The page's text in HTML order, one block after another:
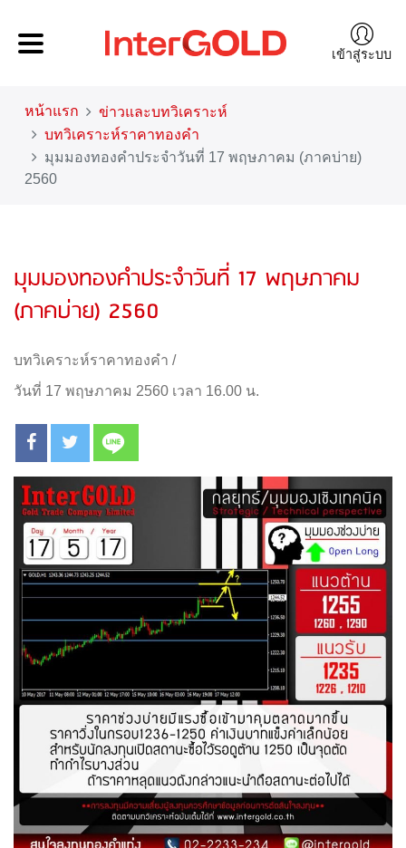
เข้าสู่ระบบ
หน้าแรก
ข่าวและบทวิเคราะห์
บทวิเคราะห์ราคาทองคำ
มุมมองทองคำประจำวันที่ 17 พฤษภาคม (ภาคบ่าย)
2560
มุมมองทองคำประจำวันที่ 17 พฤษภาคม
(ภาคบ่าย) 2560
บทวิเคราะห์ราคาทองคำ /
วันที่ 17 พฤษภาคม 2560 เวลา 16.00 น.